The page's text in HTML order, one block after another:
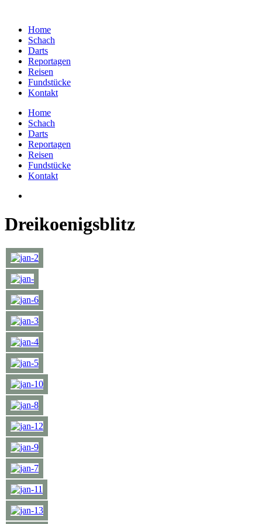
Home
Schach
Darts
Reportagen
Reisen
Fundstücke
Kontakt
Home
Schach
Darts
Reportagen
Reisen
Fundstücke
Kontakt
Dreikoenigsblitz